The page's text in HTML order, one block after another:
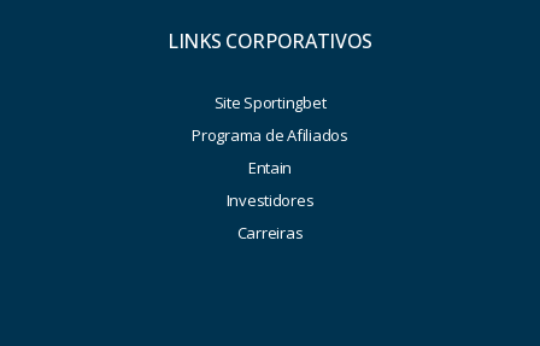
LINKS CORPORATIVOS
Site Sportingbet
Programa de Afiliados
Entain
Investidores
Carreiras